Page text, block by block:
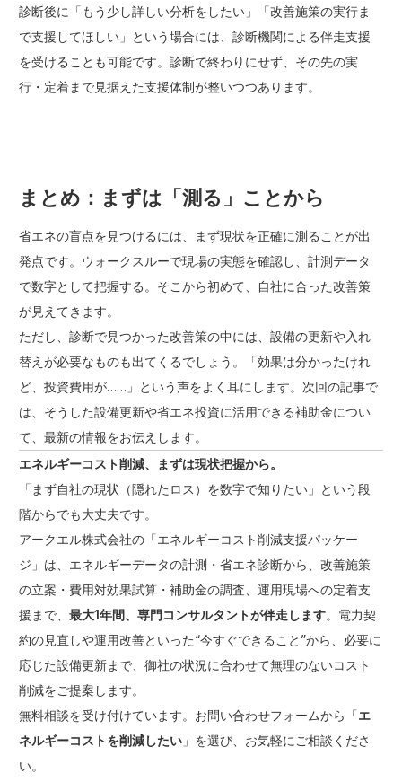
診断後に「もう少し詳しい分析をしたい」「改善施策の実行ま
で支援してほしい」という場合には、診断機関による伴走支援
を受けることも可能です。診断で終わりにせず、その先の実
行・定着まで見据えた支援体制が整いつつあります。
まとめ：まずは「測る」ことから
省エネの盲点を見つけるには、まず現状を正確に測ることが出
発点です。ウォークスルーで現場の実態を確認し、計測データ
で数字として把握する。そこから初めて、自社に合った改善策
が見えてきます。
ただし、診断で見つかった改善策の中には、設備の更新や入れ
替えが必要なものも出てくるでしょう。「効果は分かったけれ
ど、投資費用が……」という声をよく耳にします。次回の記事で
は、そうした設備更新や省エネ投資に活用できる補助金につい
て、最新の情報をお伝えします。
エネルギーコスト削減、まずは現状把握から。
「まず自社の現状（隠れたロス）を数字で知りたい」という段
階からでも大丈夫です。
アークエル株式会社の「エネルギーコスト削減支援パッケー
ジ」は、エネルギーデータの計測・省エネ診断から、改善施策
の立案・費用対効果試算・補助金の調査、運用現場への定着支
援まで、最大1年間、専門コンサルタントが伴走します。電力契
約の見直しや運用改善といった“今すぐできること”から、必要に
応じた設備更新まで、御社の状況に合わせて無理のないコスト
削減をご提案します。
無料相談を受け付けています。 お問い合わせフォームから「エ
ネルギーコストを削減したい 」を選び、お気軽にご相談くださ
い。